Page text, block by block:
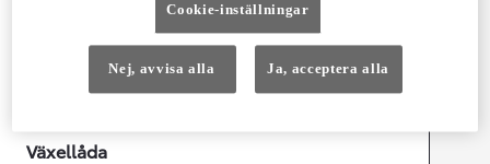
Topphastighet
km/h
Acceleration 0-100km/h
7,57
Växellåda
Cookie-inställningar
Nej, avvisa alla Ja, acceptera alla